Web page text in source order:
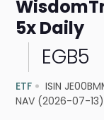
5x Daily
EGB5
ETF ISIN
NAV (2026-07-13)